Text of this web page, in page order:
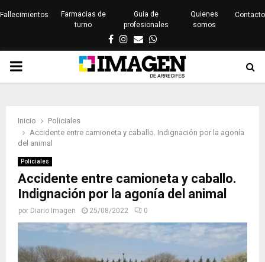
Fallecimientos
Farmacias de
turno
Guía de
profesionales
Quienes
somos
Contacto
Facebook
Instagram
EmailWhatsapp
PRIMARY
Inicio
Policiales
Accidente entre camioneta y caballo. Indignación por la agonía
del animal
Policiales
Accidente entre camioneta y caballo.
Indignación por la agonía del animal
por Diario Imagen 25/08/2022 0